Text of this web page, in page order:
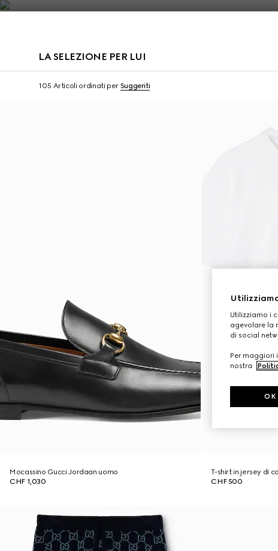
LA SELEZIONE PER LUI
105 Articoli ordinati per Suggeriti
Virtual Try-On
Mocassino Gucci Jordaan uomo
CHF 1,030
T-shirt in jersey di
CHF 500
Utilizziamo i
agevolare la
di social
Per maggiori
nostra
OK